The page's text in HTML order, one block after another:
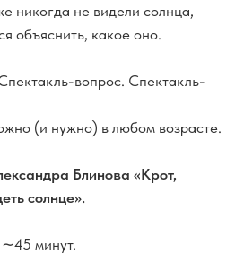
никогда не видели солнца,
объяснить, какое оно.
вопрос. Спектакль-
(и нужно) в любом возрасте.
Блинова «Крот,
солнце».
∼45 минут.